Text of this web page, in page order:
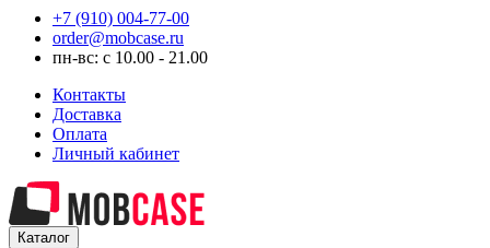
+7 (910) 004-77-00
order@mobcase.ru
пн-вс: с 10.00 - 21.00
Контакты
Доставка
Оплата
Личный кабинет
Каталог